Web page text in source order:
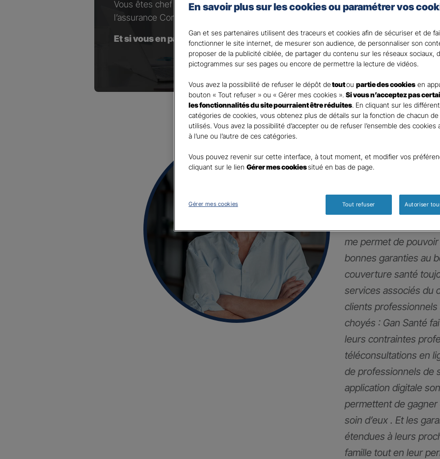
Vous êtes chef d’entreprise, artisan, commerçant, agriculteur ou vous exercez
l’assurance Complémentaire Santé Gan, nous faisons de votre santé un actif
Et si vous en parliez avec votre Agent général ?
d’expert !
Mes clients et moi
me permet de
bonnes garanties au
couverture santé
services associés du
clients
choyés : Gan Santé
leurs contraintes
téléconsultations en
de professionnels de
application digitale
permettent de
soin d’eux . Et les
étendues à leurs
famille tout en leur
En savoir plus sur les cookies ou paramétrer vos
Gan et ses partenaires utilisent des traceurs et cookies afin de sécuriser et de
fonctionner le site internet, de mesurer son audience, de personnaliser son
proposer de la publicité ciblée, de partager du contenu sur les réseaux sociaux,
pictogrammes sur ses pages ou encore de permettre la lecture de vidéos.
Vous avez la possibilité de refuser le dépôt detoutou partie des cookies en
bouton « Tout refuser » ou « Gérer mes cookies ». Si vous n’acceptez pas
les fonctionnalités du site pourraient être réduites. En cliquant sur les
catégories de cookies, vous obtenez plus de détails sur la fonction de chacun
utilisés. Vous avez la possibilité d’accepter ou de refuser l’ensemble des cookies
à l’une ou l’autre de ces catégories.
Vous pouvez revenir sur cette interface, à tout moment, et modifier vos
cliquant sur le lien Gérer mes cookiessitué en bas de page.
Gérer mes cookies Tout refuser Autoriser